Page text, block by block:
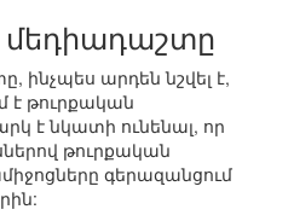
ինչպես արդեն նշվել է,
է թուրքական
է նկատի ունենալ, որ
թուրքական
գերազանցում